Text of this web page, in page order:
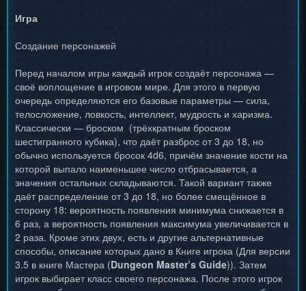
Игра
Создание персонажей
Перед началом игры каждый игрок создаёт персонажа —
своё воплощение в игровом мире. Для этого в первую
очередь определяются его базовые параметры — сила,
телосложение, ловкость, интеллект, мудрость и харизма.
Классически — броском (трёхкратным броском
шестигранного кубика), что даёт разброс от 3 до 18, но
обычно используется бросок 4d6, причём значение кости на
которой выпало наименьшее число отбрасывается, а
значения остальных складываются. Такой вариант также
даёт распределение от 3 до 18, но более смещённое в
сторону 18: вероятность появления минимума снижается в
6 раз, а вероятность появления максимума увеличивается в
2 раза. Кроме этих двух, есть и другие альтернативные
способы, описание которых дано в Книге игрока (Для версии
3.5 в книге Мастера (Dungeon Master’s Guide)). Затем
игрок выбирает класс своего персонажа. После этого игрок